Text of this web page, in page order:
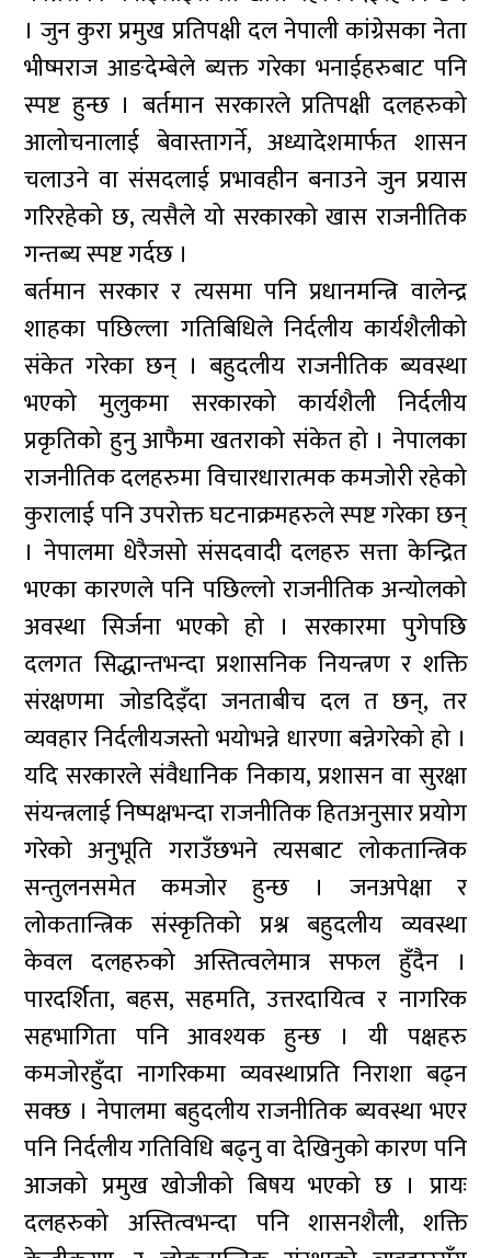
। जुन कुरा प्रमुख प्रतिपक्षी दल नेपाली कांग्रेसका नेता
भीष्मराज आङदेम्बेले ब्यक्त गरेका भनाईहरुबाट पनि
स्पष्ट हुन्छ । बर्तमान सरकारले प्रतिपक्षी दलहरुको
आलोचनालाई बेवास्तागर्ने, अध्यादेशमार्फत शासन
चलाउने वा संसदलाई प्रभावहीन बनाउने जुन प्रयास
गरिरहेको छ, त्यसैले यो सरकारको खास राजनीतिक
गन्तब्य स्पष्ट गर्दछ ।
बर्तमान सरकार र त्यसमा पनि प्रधानमन्त्रि वालेन्द्र
शाहका पछिल्ला गतिबिधिले निर्दलीय कार्यशैलीको
संकेत गरेका छन् । बहुदलीय राजनीतिक ब्यवस्था
भएको मुलुकमा सरकारको कार्यशैली निर्दलीय
प्रकृतिको हुनु आफैमा खतराको संकेत हो । नेपालका
राजनीतिक दलहरुमा विचारधारात्मक कमजोरी रहेको
कुरालाई पनि उपरोक्त घटनाक्रमहरुले स्पष्ट गरेका छन्
। नेपालमा धेरैजसो संसदवादी दलहरु सत्ता केन्द्रित
भएका कारणले पनि पछिल्लो राजनीतिक अन्योलको
अवस्था सिर्जना भएको हो । सरकारमा पुगेपछि
दलगत सिद्धान्तभन्दा प्रशासनिक नियन्त्रण र शक्ति
संरक्षणमा जोडदिइँदा जनताबीच दल त छन्, तर
व्यवहार निर्दलीयजस्तो भयोभन्ने धारणा बन्नेगरेको हो ।
यदि सरकारले संवैधानिक निकाय, प्रशासन वा सुरक्षा
संयन्त्रलाई निष्पक्षभन्दा राजनीतिक हितअनुसार प्रयोग
गरेको अनुभूति गराउँछभने त्यसबाट लोकतान्त्रिक
सन्तुलनसमेत कमजोर हुन्छ । जनअपेक्षा र
लोकतान्त्रिक संस्कृतिको प्रश्न बहुदलीय व्यवस्था
केवल दलहरुको अस्तित्वलेमात्र सफल हुँदैन ।
पारदर्शिता, बहस, सहमति, उत्तरदायित्व र नागरिक
सहभागिता पनि आवश्यक हुन्छ । यी पक्षहरु
कमजोरहुँदा नागरिकमा व्यवस्थाप्रति निराशा बढ्न
सक्छ । नेपालमा बहुदलीय राजनीतिक ब्यवस्था भएर
पनि निर्दलीय गतिविधि बढ्नु वा देखिनुको कारण पनि
आजको प्रमुख खोजीको बिषय भएको छ । प्रायः
दलहरुको अस्तित्वभन्दा पनि शासनशैली, शक्ति